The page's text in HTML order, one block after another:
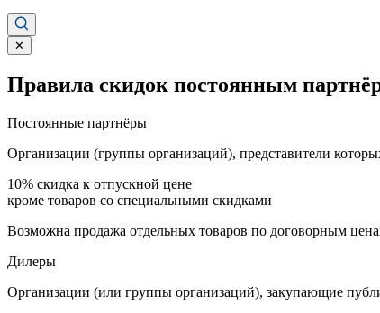
✕
Правила скидок постоянным
Постоянные партнёры
Организации (группы организаций), представители
10% скидка к отпускной цене
кроме товаров со специальными скидками
Возможна продажа отдельных товаров по договорным
Дилеры
Организации (или группы организаций), закупающие